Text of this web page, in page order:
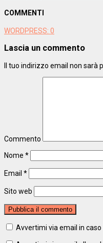
COMMENTI
WORDPRESS: 0
Lascia un commento
Il tuo indirizzo email non sarà
Commento
Nome *
Email *
Sito web
Avvertimi via email in